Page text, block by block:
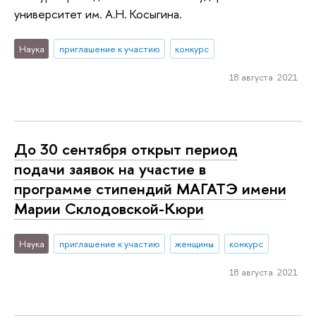
университет им. А.Н. Косыгина.
Наука приглашение к участию конкурс
18 августа 2021
До 30 сентября открыт период
подачи заявок на участие в
программе стипендий МАГАТЭ имени
Марии Склодовской-Кюри
Наука приглашение к участию женщины конкурс
18 августа 2021